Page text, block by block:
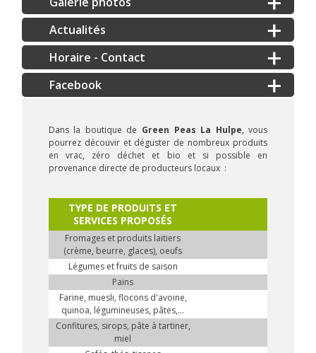
Actualités
Horaire - Contact
Dans la boutique de Green Peas La Hulpe, vous
pourrez découvir et déguster de nombreux produits
en vrac, zéro déchet et bio et si possible en
provenance directe de producteurs locaux :
TYPE DE PRODUITS ET
SERVICES PROPOSÉS
Fromages et produits laitiers
(crème, beurre, glaces), oeufs
Légumes et fruits de saison
Pains
Farine, muesli, flocons d'avoine,
quinoa, légumineuses, pâtes,...
Confitures, sirops, pâte à tartiner,
miel